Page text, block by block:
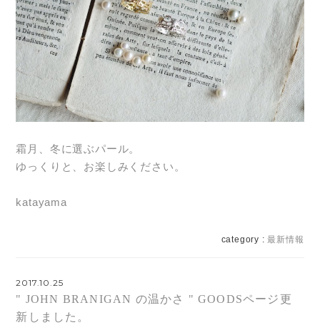
霜月、冬に選ぶパール。
ゆっくりと、お楽しみください。
katayama
category :最新情報
2017.10.25
" JOHN BRANIGAN の温かさ " GOODSページ更
新しました。